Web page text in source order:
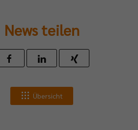
News teilen
Übersicht